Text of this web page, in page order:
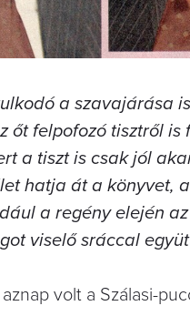
a szavajárása
őt felpofozó tisztről is
a tiszt is csak jól
hatja át a könyvet,
a regény elején
viselő sráccal
volt a Szálasi-